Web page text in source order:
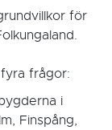
för
frågor:
i
Finspång,